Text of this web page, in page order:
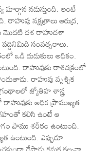
నడుస్తుంది. అంటే
నక్షత్రాలు ఆరుద్ర,
మొదటి దశ రాహుదశా
సంవత్సరాలు.
దుడుకులు అధికం.
రాహువుకు రాశిచక్రంలో
రాహువు వృశ్చిక
జ్యోతిహ శాస్త్ర
రాహువుకు అధిక ప్రాముఖ్యత
కలిసి ఉంటే ఆ
పాము శరీరం ఉంటుంది.
ఉంటుంది. ఎప్పుడూ